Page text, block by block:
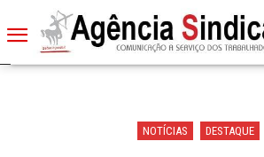
NOTÍCIAS DESTAQUE